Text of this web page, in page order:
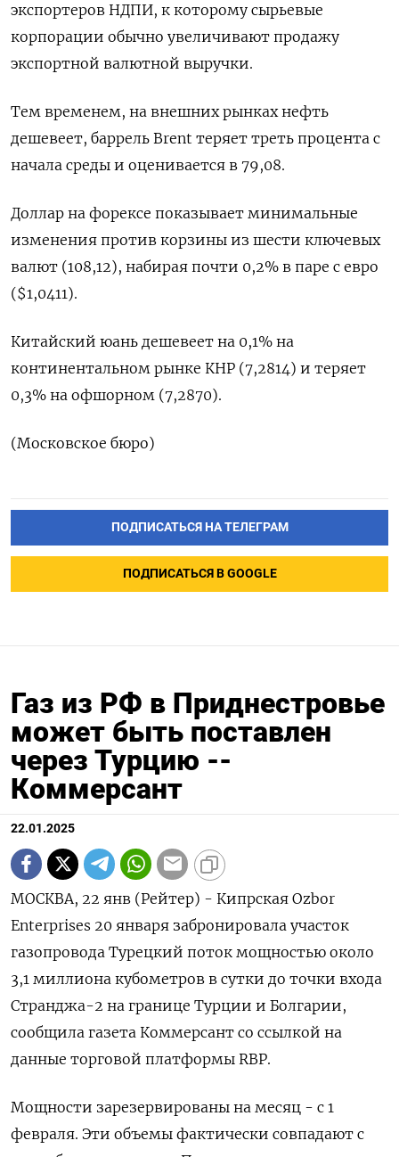
экспортеров НДПИ, к которому сырьевые
корпорации обычно увеличивают продажу
экспортной валютной выручки.
Тем временем, на внешних рынках нефть
дешевеет, баррель Brent теряет треть процента с
начала среды и оценивается в 79,08.
Доллар на форексе показывает минимальные
изменения против корзины из шести ключевых
валют (108,12), набирая почти 0,2% в паре с евро
($1,0411).
Китайский юань дешевеет на 0,1% на
континентальном рынке КНР (7,2814) и теряет
0,3% на офшорном (7,2870).
(Московское бюро)
ПОДПИСАТЬСЯ НА ТЕЛЕГРАМ
ПОДПИСАТЬСЯ В GOOGLE
Газ из РФ в Приднестровье
может быть поставлен
через Турцию --
Коммерсант
22.01.2025
МОСКВА, 22 янв (Рейтер) - Кипрская Ozbor
Enterprises 20 января забронировала участок
газопровода Турецкий поток мощностью около
3,1 миллиона кубометров в сутки до точки входа
Странджа-2 на границе Турции и Болгарии,
сообщила газета Коммерсант со ссылкой на
данные торговой платформы RBP.
Мощности зарезервированы на месяц - с 1
февраля. Эти объемы фактически совпадают с